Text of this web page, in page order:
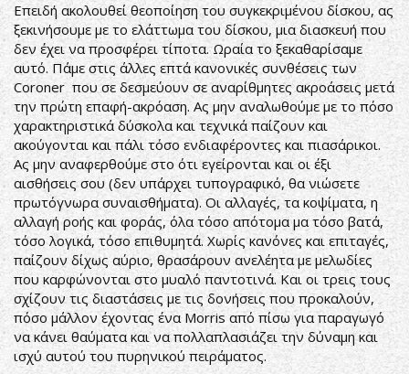
Επειδή ακολουθεί θεοποίηση του συγκεκριμένου δίσκου, ας
ξεκινήσουμε με το ελάττωμα του δίσκου, μια διασκευή που
δεν έχει να προσφέρει τίποτα. Ωραία το ξεκαθαρίσαμε
αυτό. Πάμε στις άλλες επτά κανονικές συνθέσεις των
Coroner που σε δεσμεύουν σε αναρίθμητες ακροάσεις μετά
την πρώτη επαφή-ακρόαση. Ας μην αναλωθούμε με το πόσο
χαρακτηριστικά δύσκολα και τεχνικά παίζουν και
ακούγονται και πάλι τόσο ενδιαφέροντες και πιασάρικοι.
Ας μην αναφερθούμε στο ότι εγείρονται και οι έξι
αισθήσεις σου (δεν υπάρχει τυπογραφικό, θα νιώσετε
πρωτόγνωρα συναισθήματα). Οι αλλαγές, τα κοψίματα, η
αλλαγή ροής και φοράς, όλα τόσο απότομα μα τόσο βατά,
τόσο λογικά, τόσο επιθυμητά. Χωρίς κανόνες και επιταγές,
παίζουν δίχως αύριο, θρασάρουν ανελέητα με μελωδίες
που καρφώνονται στο μυαλό παντοτινά. Και οι τρεις τους
σχίζουν τις διαστάσεις με τις δονήσεις που προκαλούν,
πόσο μάλλον έχοντας ένα Morris από πίσω για παραγωγό
να κάνει θαύματα και να πολλαπλασιάζει την δύναμη και
ισχύ αυτού του πυρηνικού πειράματος.